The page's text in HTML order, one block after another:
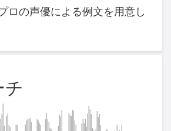
ロの声優による例文を用意し
チ